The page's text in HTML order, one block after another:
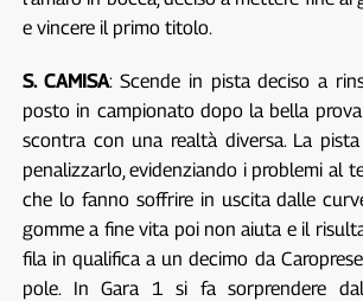
e vincere il primo titolo.
S. CAMISA: Scende in pista deciso a
posto in campionato dopo la bella
scontra con una realtà diversa. La
penalizzarlo, evidenziando i problemi al
che lo fanno soffrire in uscita dalle
gomme a fine vita poi non aiuta e il
fila in qualifica a un decimo da
pole. In Gara 1 si fa sorprendere